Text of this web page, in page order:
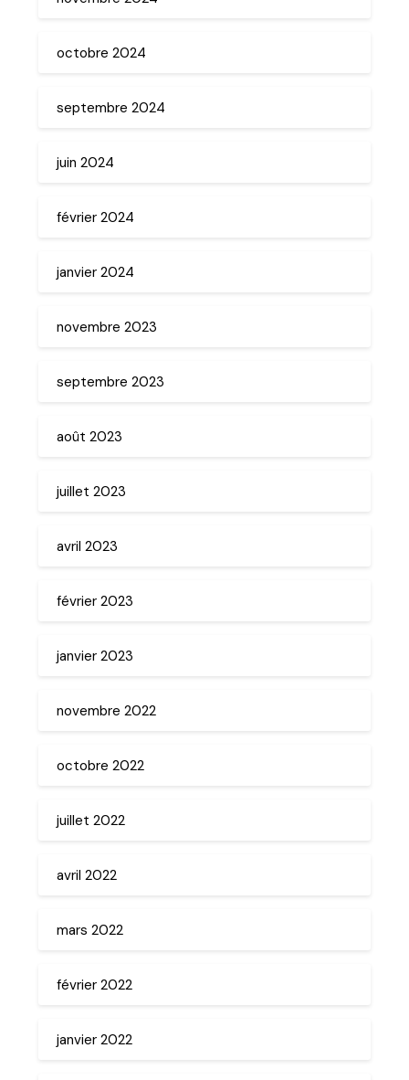
octobre 2024
septembre 2024
juin 2024
février 2024
janvier 2024
novembre 2023
septembre 2023
août 2023
juillet 2023
avril 2023
février 2023
janvier 2023
novembre 2022
octobre 2022
juillet 2022
avril 2022
mars 2022
février 2022
janvier 2022